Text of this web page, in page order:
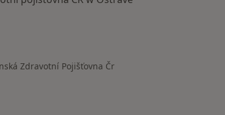
Zdravotní Pojišťovna Čr